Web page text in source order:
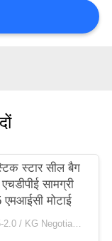
स्टार सील बैग
सामग्री
मोटाई
USD 1.55-2.0 / KG Negotiable MOQ:1000kgs